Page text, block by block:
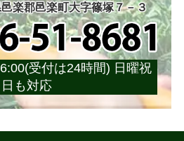
楽郡邑楽町大字篠塚７－３
受付は24時間) 日曜祝
日も対応